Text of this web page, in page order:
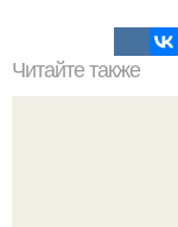
Читайте также